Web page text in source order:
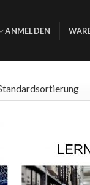
ANMELDEN